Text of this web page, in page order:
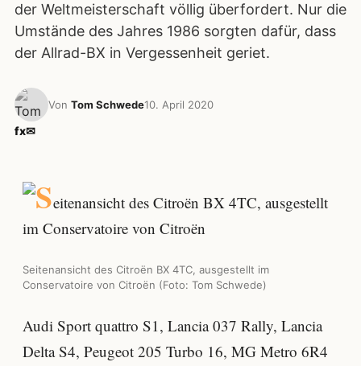
der Weltmeisterschaft völlig überfordert. Nur die
Umstände des Jahres 1986 sorgten dafür, dass
der Allrad-BX in Vergessenheit geriet.
Von Tom Schwede10. April 2020
fx✉
Seitenansicht des Citroën BX 4TC, ausgestellt im
Conservatoire von Citroën (Foto: Tom Schwede)
Audi Sport quattro S1, Lancia 037 Rally, Lancia
Delta S4, Peugeot 205 Turbo 16, MG Metro 6R4